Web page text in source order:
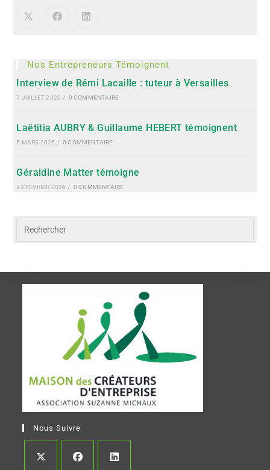
Nos Entrepreneurs Témoignent
Interview de Rémi Lacaille : tuteur à Versailles
7 JUILLET 2026 / 0 COMMENTAIRE
Laëtitia AUBRY & Guillaume HEBERT témoignent
6 MARS 2026 / 0 COMMENTAIRE
Géraldine Matter témoigne
23 FÉVRIER 2026 / 0 COMMENTAIRE
Nous Suivre